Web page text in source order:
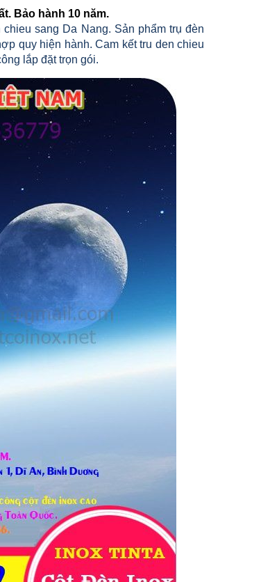
Bảo hành 10 năm.
sang Da Nang. Sản phẩm trụ đèn
quy hiện hành. Cam kết tru den chieu
lắp đặt trọn gói.